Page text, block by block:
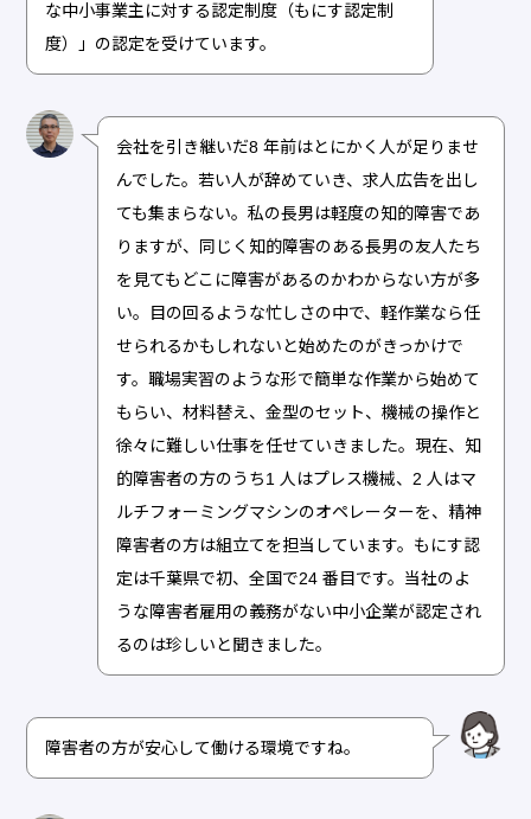
な中小事業主に対する認定制度（もにす認定制
度）」の認定を受けています。
会社を引き継いだ8 年前はとにかく人が足りませ
んでした。若い人が辞めていき、求人広告を出し
ても集まらない。私の長男は軽度の知的障害であ
りますが、同じく知的障害のある長男の友人たち
を見てもどこに障害があるのかわからない方が多
い。目の回るような忙しさの中で、軽作業なら任
せられるかもしれないと始めたのがきっかけで
す。職場実習のような形で簡単な作業から始めて
もらい、材料替え、金型のセット、機械の操作と
徐々に難しい仕事を任せていきました。現在、知
的障害者の方のうち1 人はプレス機械、2 人はマ
ルチフォーミングマシンのオペレーターを、精神
障害者の方は組立てを担当しています。もにす認
定は千葉県で初、全国で24 番目です。当社のよ
うな障害者雇用の義務がない中小企業が認定され
るのは珍しいと聞きました。
障害者の方が安心して働ける環境ですね。